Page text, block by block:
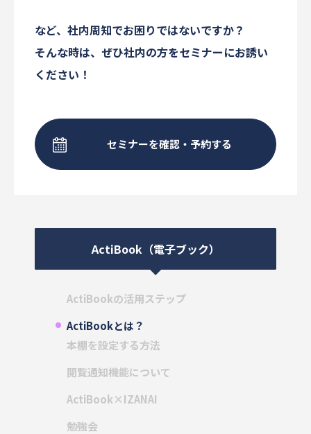
など、社内周知でお困りではないですか？
そんな時は、ぜひ社内の方をセミナーにお誘い
ください！
セミナーを確認・予約する
ActiBook（電子ブック）
ActiBookの活用ステップ
ActiBookとは？
本棚を設定する方法
閲覧通知機能について
ActiBook×IZANAI
勉強会